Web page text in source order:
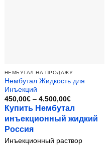
НЕМБУТАЛ НА ПРОДАЖУ
Нембутал Жидкость для
Инъекций
450,00€ – 4.500,00€Диапазон
цен:
450,00€
–
4.500,00€
Купить Нембутал
инъекционный жидкий
Россия
Инъекционный раствор